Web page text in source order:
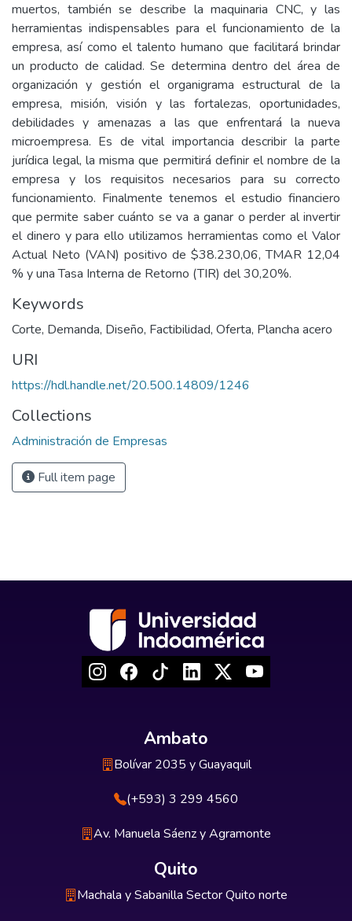
muertos, también se describe la maquinaria CNC, y las
herramientas indispensables para el funcionamiento de la
empresa, así como el talento humano que facilitará brindar
un producto de calidad. Se determina dentro del área de
organización y gestión el organigrama estructural de la
empresa, misión, visión y las fortalezas, oportunidades,
debilidades y amenazas a las que enfrentará la nueva
microempresa. Es de vital importancia describir la parte
jurídica legal, la misma que permitirá definir el nombre de la
empresa y los requisitos necesarios para su correcto
funcionamiento. Finalmente tenemos el estudio financiero
que permite saber cuánto se va a ganar o perder al invertir
el dinero y para ello utilizamos herramientas como el Valor
Actual Neto (VAN) positivo de $38.230,06, TMAR 12,04
% y una Tasa Interna de Retorno (TIR) del 30,20%.
Keywords
Corte, Demanda, Diseño, Factibilidad, Oferta, Plancha acero
URI
https://hdl.handle.net/20.500.14809/1246
Collections
Administración de Empresas
Full item page
Ambato
Bolívar 2035 y Guayaquil
(+593) 3 299 4560
Av. Manuela Sáenz y Agramonte
Quito
Machala y Sabanilla Sector Quito norte